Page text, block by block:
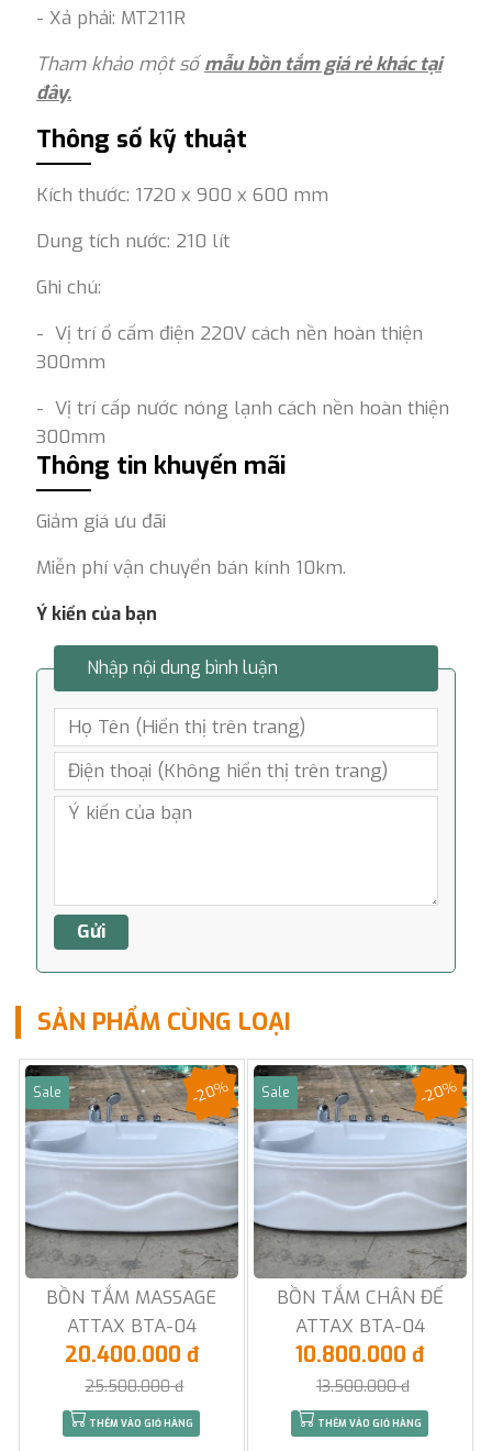
- Xả phải: MT211R
Tham khảo một sốmẫu bồn tắm giá rẻ khác tại
đây.
Thông số kỹ thuật
Kích thước: 1720 x 900 x 600 mm
Dung tích nước: 210 lít
Ghi chú:
- Vị trí ổ cấm điện 220V cách nền hoàn thiện
300mm
- Vị trí cấp nước nóng lạnh cách nền hoàn thiện
300mm
Thông tin khuyến mãi
Giảm giá ưu đãi
Miễn phí vận chuyển bán kính 10km.
Ý kiến của bạn
Nhập nội dung bình luận
SẢN PHẨM CÙNG LOẠI
Sale
BỒN TẮM MASSAGE
ATTAX BTA-04
-20%
20.400.000 đ
25.500.000 đ
THÊM VÀO GIỎ HÀNG
Sale
BỒN TẮM CHÂN ĐẾ
ATTAX BTA-04
-20%
10.800.000 đ
13.500.000 đ
THÊM VÀO GIỎ HÀNG